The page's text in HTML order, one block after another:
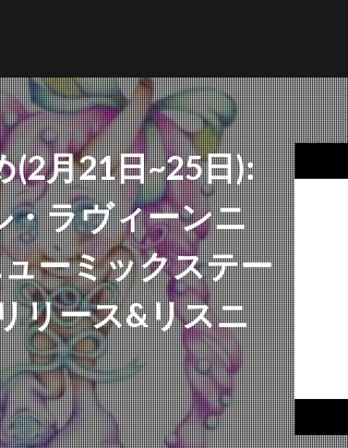
(2月21日~25日):
・ラヴィーンニ
ーミックステー
リース&リスニ
検索